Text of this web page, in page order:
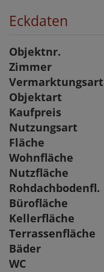
Eckdaten
Objektnr.
Zimmer
Vermarktungsart
Objektart
Kaufpreis
Nutzungsart
Fläche
Wohnfläche
Nutzfläche
Rohdachbodenfl.
Bürofläche
Kellerfläche
Terrassenfläche
Bäder
WC